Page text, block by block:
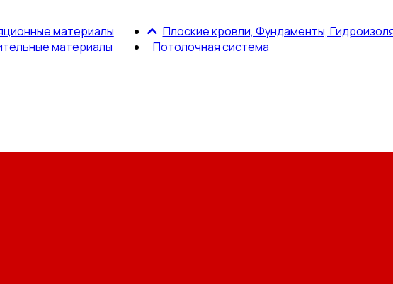
материалы
материалы
Плоские кровли, Фундаменты,
Потолочная система